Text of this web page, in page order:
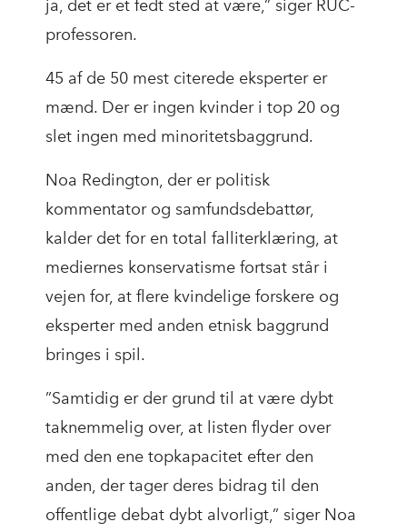
ja, det er et fedt sted at være,” siger RUC-
professoren.
45 af de 50 mest citerede eksperter er
mænd. Der er ingen kvinder i top 20 og
slet ingen med minoritetsbaggrund.
Noa Redington, der er politisk
kommentator og samfundsdebattør,
kalder det for en total falliterklæring, at
mediernes konservatisme fortsat står i
vejen for, at flere kvindelige forskere og
eksperter med anden etnisk baggrund
bringes i spil.
”Samtidig er der grund til at være dybt
taknemmelig over, at listen flyder over
med den ene topkapacitet efter den
anden, der tager deres bidrag til den
offentlige debat dybt alvorligt,” siger Noa